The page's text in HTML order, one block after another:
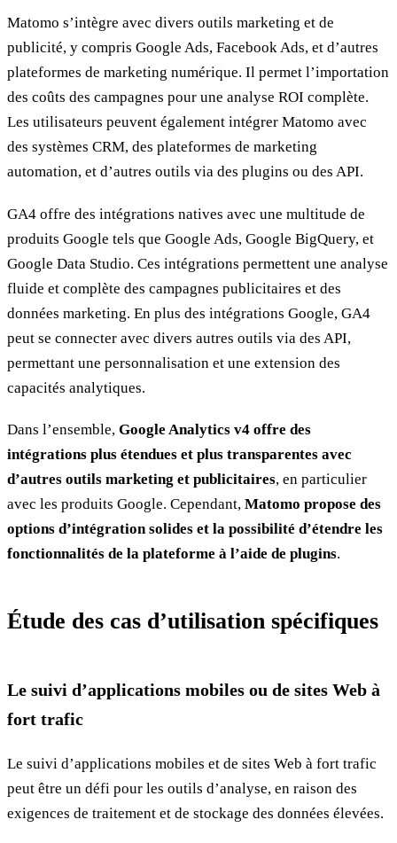
Matomo s’intègre avec divers outils marketing et de
publicité, y compris Google Ads, Facebook Ads, et d’autres
plateformes de marketing numérique. Il permet l’importation
des coûts des campagnes pour une analyse ROI complète.
Les utilisateurs peuvent également intégrer Matomo avec
des systèmes CRM, des plateformes de marketing
automation, et d’autres outils via des plugins ou des API.
GA4 offre des intégrations natives avec une multitude de
produits Google tels que Google Ads, Google BigQuery, et
Google Data Studio. Ces intégrations permettent une analyse
fluide et complète des campagnes publicitaires et des
données marketing. En plus des intégrations Google, GA4
peut se connecter avec divers autres outils via des API,
permettant une personnalisation et une extension des
capacités analytiques.
Dans l’ensemble, Google Analytics v4 offre des
intégrations plus étendues et plus transparentes avec
d’autres outils marketing et publicitaires, en particulier
avec les produits Google. Cependant, Matomo propose des
options d’intégration solides et la possibilité d’étendre les
fonctionnalités de la plateforme à l’aide de plugins.
Étude des cas d’utilisation spécifiques
Le suivi d’applications mobiles ou de sites Web à
fort trafic
Le suivi d’applications mobiles et de sites Web à fort trafic
peut être un défi pour les outils d’analyse, en raison des
exigences de traitement et de stockage des données élevées.